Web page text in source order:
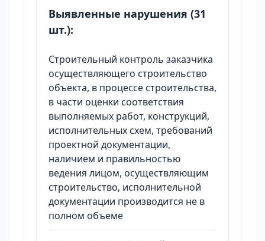
Выявленные нарушения (31
шт.):
Строительный контроль заказчика
осуществляющего строительство
объекта, в процессе строительства,
в части оценки соответствия
выполняемых работ, конструкций,
исполнительных схем, требований
проектной документации,
наличием и правильностью
ведения лицом, осуществляющим
строительство, исполнительной
документации производится не в
полном объеме